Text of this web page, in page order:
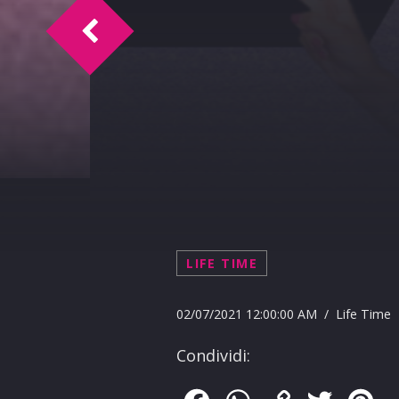
LIFE TIME
02/07/2021 12:00:00 AM / Life Time
Condividi:
Doc Time intervista Silvia Salemi 2-7-